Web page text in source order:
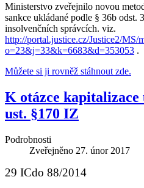
Ministerstvo zveřejnilo novou
sankce ukládané podle § 36b odst.
insolvenčních správcích. viz.
http://portal.justice.cz/Justice2/MS/
o=23&j=33&k=6683&d=353053 .
Můžete si ji rovněž stáhnout zde.
K otázce
ust. §170 IZ
Podrobnosti
Zveřejněno 27. únor 2017
29 ICdo 88/2014